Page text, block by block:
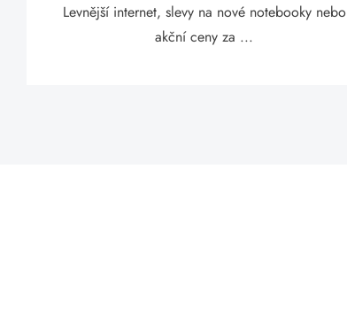
Levnější internet, slevy na nové notebooky nebo
akční ceny za ...